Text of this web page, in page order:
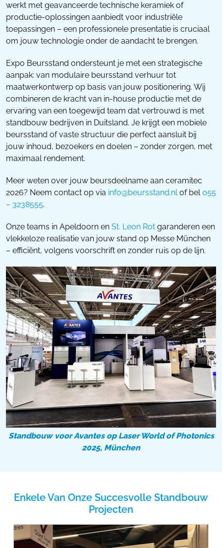
werkt met geavanceerde technische keramiek of
productie-oplossingen aanbiedt voor industriële
toepassingen – een professionele presentatie is cruciaal
om jouw technologie onder de aandacht te brengen.
Expo Beursstand ondersteunt je met een strategische
aanpak: van modulaire beursstand verhuur tot
maatwerkontwerp op basis van jouw positionering. Wij
combineren de kracht van in-house productie met de
ervaring van een toegewijd team dat vertrouwd is met
standbouw bedrijven in Duitsland. Je krijgt een mobiele
beursstand of vaste structuur die perfect aansluit bij
jouw inhoud, bezoekers en doelen – zonder zorgen, met
maximaal rendement.
Meer weten over jouw beursdeelname aan ceramitec
2026? Neem contact op via info@beursstand.nl of bel 055
– 3238555.
Onze teams in Apeldoorn en St. Leon Rot garanderen een
vlekkeloze realisatie van jouw stand op Messe München
– efficiënt, volgens voorschrift en zonder ruis op de lijn.
Standbouw voor Avantes op Laser World of Photonics
2025, München
Enkele Van Onze Succesvolle Standbouw
Projecten